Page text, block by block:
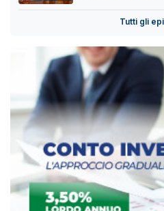
Tutti gli